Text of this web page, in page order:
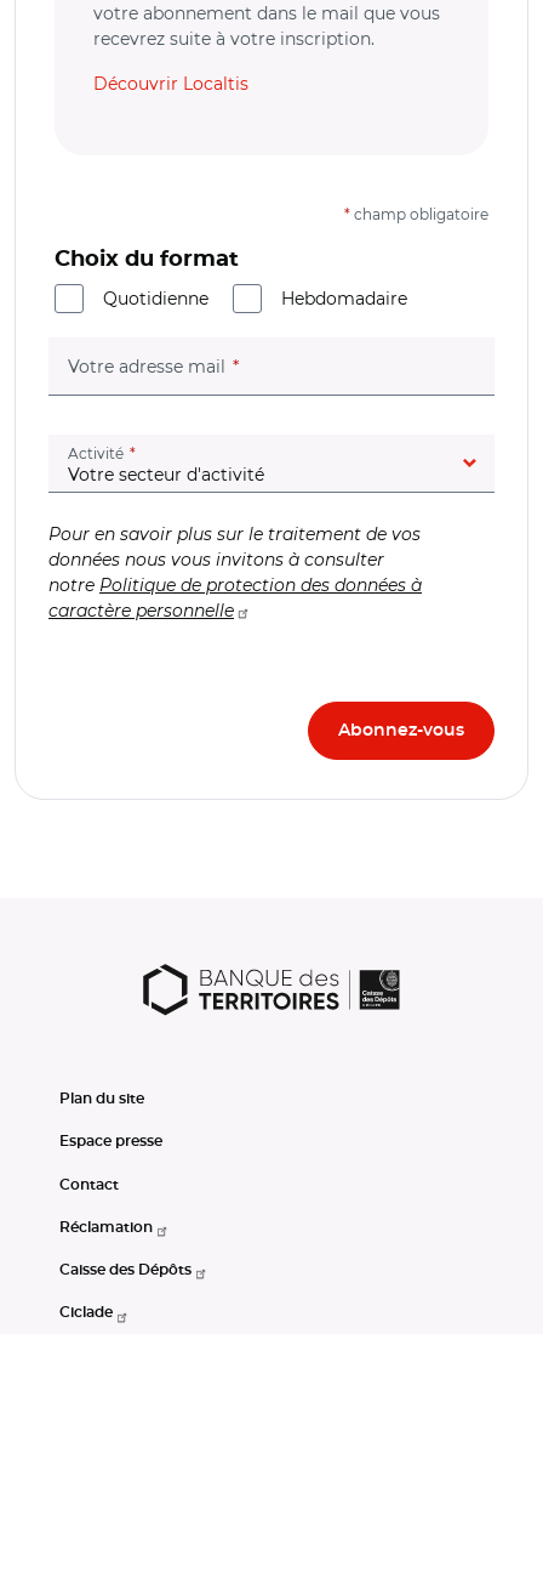
votre abonnement dans le mail que vous
recevrez suite à votre inscription.
Découvrir Localtis
* champ obligatoire
Choix du format
Quotidienne
Hebdomadaire
Votre adresse mail (champ obligatoire)
Activité (champ obligatoire)
Pour en savoir plus sur le traitement de vos
données nous vous invitons à consulter
notre Politique de protection des données à
caractère personnelle
Plan du site
Espace presse
Contact
Réclamation
Caisse des Dépôts
Ciclade